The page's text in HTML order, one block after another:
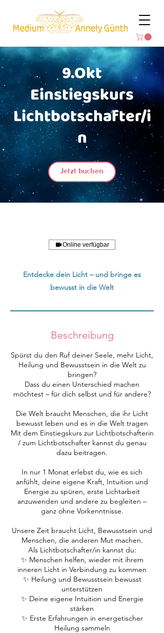
9.Okt
Einstiegskurs
Lichtbotschafter/i
n
Jetzt buchen
Online verfügbar
Entdecke dein Licht – und bringe es
bewusst in die Welt
Beschreibung
Spürst du den Ruf deiner Seele, mehr Licht,
Heilung und Bewusstsein in die Welt zu
bringen?
Dass du einen Unterschied machen
möchtest – für dich selbst und für andere?
Die Welt braucht Menschen, die ihr Licht
bewusst leben und es in die Welt tragen
Mit dem Einstiegskurs zur Lichtbotschafterin
/ zum Lichtbotschafter kannst du genau
dazu beitragen.
In nur 1 Monat erlebst du, wie es sich
anfühlt, deine eigene Kraft, Intuition und
Energie zu spüren, erste Lichtarbeit
anzuwenden und andere zu begleiten –
ganz ohne Vorkenntnisse.
Unsere Zeit braucht Licht, Bewusstsein und
Menschen, die anderen Mut machen.
Als Lichtbotschafter/in kannst du:
✨ Menschen helfen, wieder mit ihrem
inneren Licht in Verbindung zu kommen
✨ Heilung und Bewusstsein bewusst
unterstützen
✨ Deine eigene Intuition und Energie
stärken
✨ Erste Erfahrungen in energetischer
Heilung sammeln